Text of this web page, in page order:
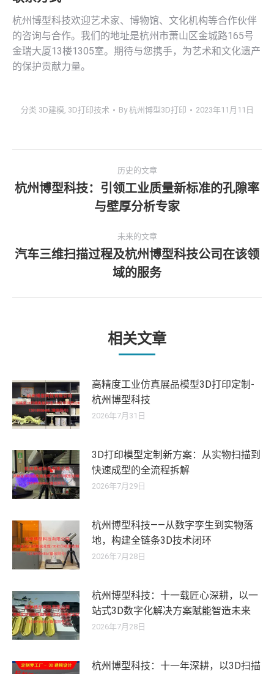
杭州博型科技欢迎艺术家、博物馆、文化机构等合作伙伴
的咨询与合作。我们的地址是杭州市萧山区金城路165号
金瑞大厦13楼1305室。期待与您携手，为艺术和文化遗产
的保护贡献力量。
分类 3D建模, 3D打印技术 By杭州博型3D打印 2023年11月11日
章
航
历史的文章
历
史
文
章：
杭州博型科技：引领工业质量新标准的孔隙率
与壁厚分析专家
未来的文章
未
来
汽车三维扫描过程及杭州博型科技公司在该领
域的服务
相关文章
高精度工业仿真展品模型3D打印定制-
杭州博型科技
2026年7月31日
3D打印模型定制新方案：从实物扫描到
快速成型的全流程拆解
2026年7月29日
杭州博型科技——从数字孪生到实物落
地，构建全链条3D技术闭环
2026年7月28日
杭州博型科技：十一载匠心深耕，以一
站式3D数字化解决方案赋能智造未来
2026年7月28日
杭州博型科技：十一年深耕，以3D扫描